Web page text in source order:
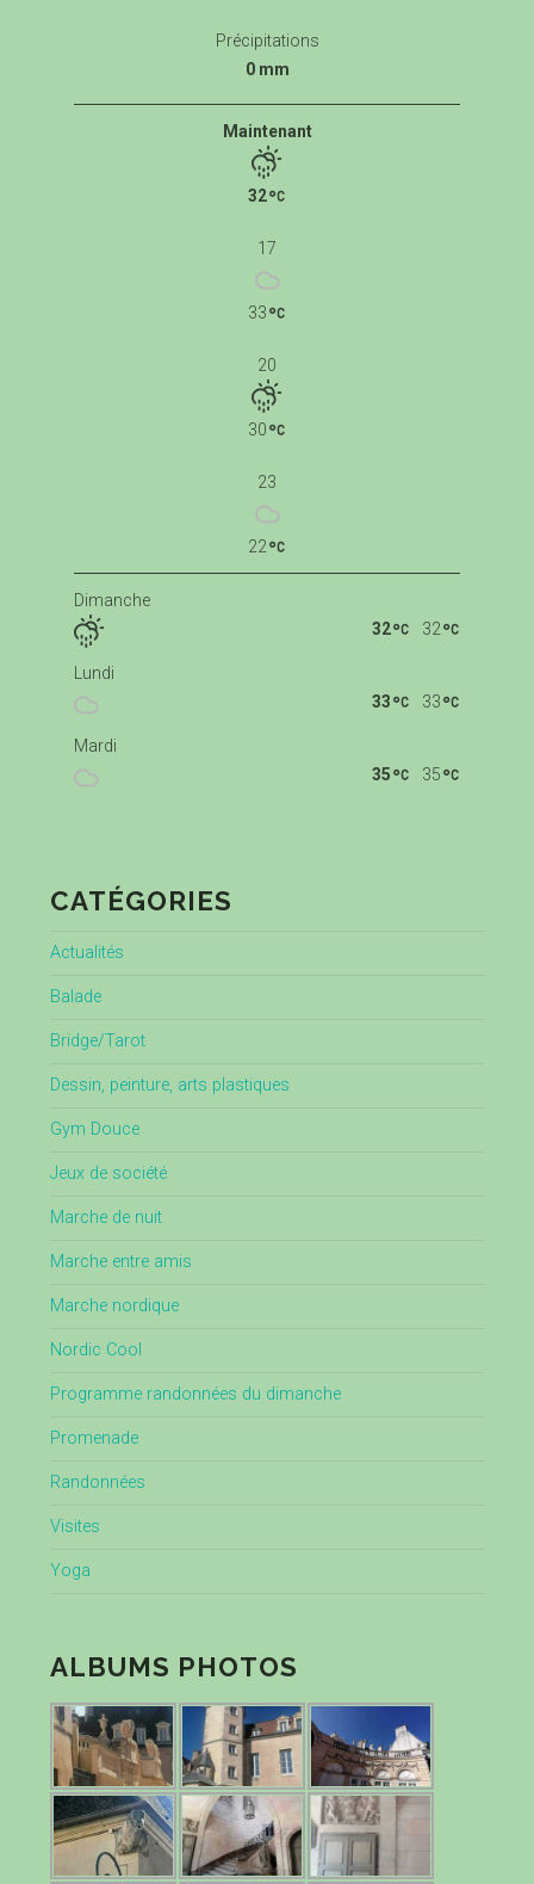
Précipitations
0 mm
Maintenant
32
17
33
20
30
23
22
Dimanche
32
32
Lundi
33
33
Mardi
35
35
CATÉGORIES
Actualités
Balade
Bridge/Tarot
Dessin, peinture, arts plastiques
Gym Douce
Jeux de société
Marche de nuit
Marche entre amis
Marche nordique
Nordic Cool
Programme randonnées du dimanche
Promenade
Randonnées
Visites
Yoga
ALBUMS PHOTOS